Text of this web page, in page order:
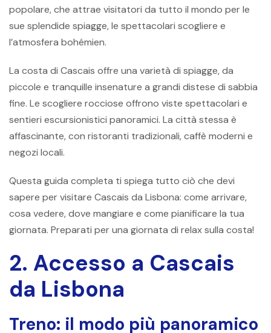
popolare, che attrae visitatori da tutto il mondo per le
sue splendide spiagge, le spettacolari scogliere e
l’atmosfera bohémien.
La costa di Cascais offre una varietà di spiagge, da
piccole e tranquille insenature a grandi distese di sabbia
fine. Le scogliere rocciose offrono viste spettacolari e
sentieri escursionistici panoramici. La città stessa è
affascinante, con ristoranti tradizionali, caffè moderni e
negozi locali.
Questa guida completa ti spiega tutto ciò che devi
sapere per visitare Cascais da Lisbona: come arrivare,
cosa vedere, dove mangiare e come pianificare la tua
giornata. Preparati per una giornata di relax sulla costa!
2. Accesso a Cascais
da Lisbona
Treno: il modo più panoramico